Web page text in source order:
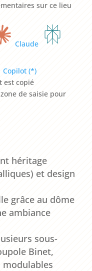
sur ce lieu
Claude
Copilot (*)
est copié
de saisie pour
héritage
et design
grâce au dôme
ambiance
sous-
Binet,
modulables